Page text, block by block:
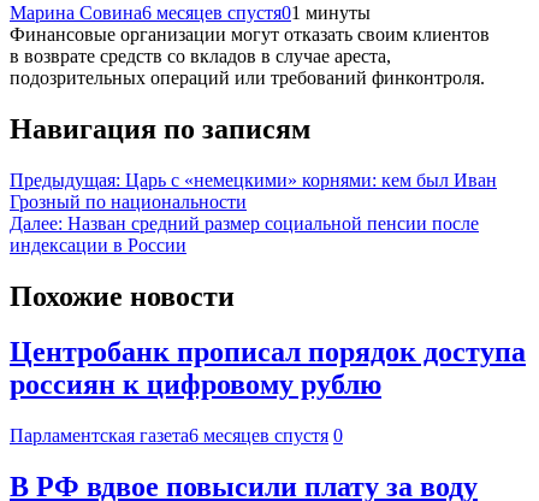
Марина Совина6 месяцев спустя01 минуты
Финансовые организации могут отказать своим клиентов
в возврате средств со вкладов в случае ареста,
подозрительных операций или требований финконтроля.
Навигация по записям
Предыдущая: Царь с «немецкими» корнями: кем был Иван
Грозный по национальности
Далее: Назван средний размер социальной пенсии после
индексации в России
Похожие новости
Центробанк прописал порядок доступа
россиян к цифровому рублю
Парламентская газета6 месяцев спустя 0
В РФ вдвое повысили плату за воду